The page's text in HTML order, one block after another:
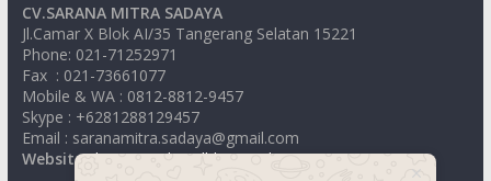
CV.SARANA MITRA SADAYA
Jl.Camar X Blok AI/35 Tangerang Selatan 15221
Phone: 021-71252971
Fax : 021-73661077
Mobile & WA : 0812-8812-9457
Skype : +6281288129457
Email : saranamitra.sadaya@gmail.com
Website:https://jualsandblastingelcometer.com